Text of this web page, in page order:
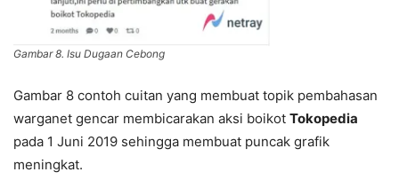
Gambar 8. Isu Dugaan Cebong
Gambar 8 contoh cuitan yang membuat topik pembahasan
warganet gencar membicarakan aksi boikot Tokopedia
pada 1 Juni 2019 sehingga membuat puncak grafik
meningkat.